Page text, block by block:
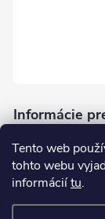
Tento web
tohto webu
informáciítu.
Informácie
Naše služby
Kde nás